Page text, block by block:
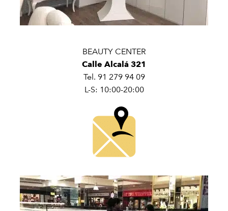
BEAUTY CENTER
Calle Alcalá 321
Tel. 91 279 94 09
L-S: 10:00-20:00